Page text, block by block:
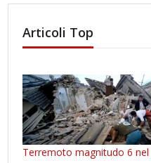
Articoli Top
Terremoto magnitudo 6